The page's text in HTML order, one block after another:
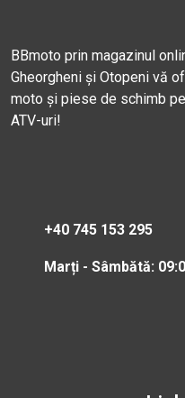
BBmoto prin magazinul
Gheorgheni și Otopeni vă
moto și piese de schimb
ATV-uri!
+40 745 153 295
Marți - Sâmbătă: